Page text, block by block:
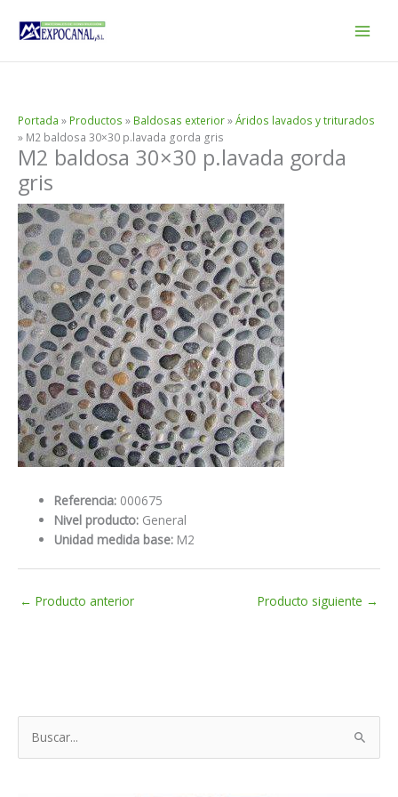
Portada » Productos » Baldosas exterior»Áridos lavados y triturados
» M2 baldosa 30×30 p.lavada gorda gris
M2 baldosa 30×30 p.lavada gorda
gris
Referencia: 000675
Nivel producto: General
Unidad medida base: M2
← Producto anterior Producto siguiente →